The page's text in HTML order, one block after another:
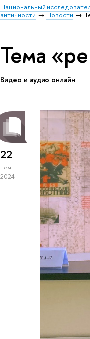
Национальный
античности
Новости
Тема
Видео и аудио онлайн
22
ноя
2024